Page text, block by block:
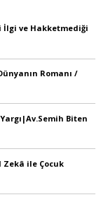
İlgi ve Hakketmediği
Romanı /
Biten
Zekâ ile Çocuk